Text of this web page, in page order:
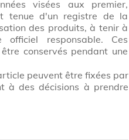
visées aux premier,
tenue d'un registre de la
des produits, à tenir à
responsable. Ces
conservés pendant une
peuvent être fixées par
à des décisions à prendre